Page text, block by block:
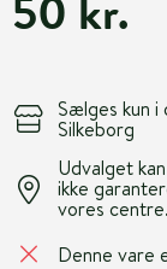
Sælges kun
Silkeborg
Udvalget
ikke
vores centre.
Denne vare